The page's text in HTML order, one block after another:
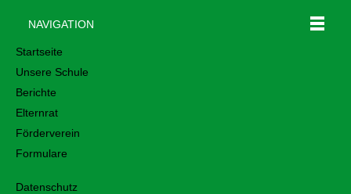
NAVIGATION
Startseite
Unsere Schule
Berichte
Elternrat
Förderverein
Formulare
Datenschutz